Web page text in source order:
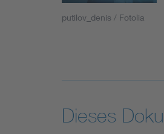
putilov_denis / Fotolia
Dieses